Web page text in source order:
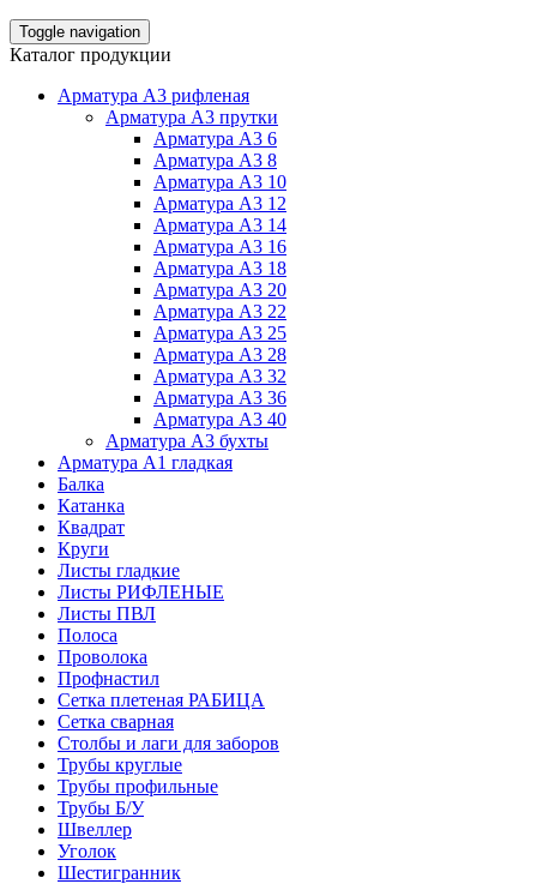
Toggle navigation
Каталог продукции
Арматура А3 рифленая
Арматура А3 прутки
Арматура А3 6
Арматура А3 8
Арматура А3 10
Арматура А3 12
Арматура А3 14
Арматура А3 16
Арматура А3 18
Арматура А3 20
Арматура А3 22
Арматура А3 25
Арматура А3 28
Арматура А3 32
Арматура А3 36
Арматура А3 40
Арматура А3 бухты
Арматура А1 гладкая
Балка
Катанка
Квадрат
Круги
Листы гладкие
Листы РИФЛЕНЫЕ
Листы ПВЛ
Полоса
Проволока
Профнастил
Сетка плетеная РАБИЦА
Сетка сварная
Столбы и лаги для заборов
Трубы круглые
Трубы профильные
Трубы Б/У
Швеллер
Уголок
Шестигранник